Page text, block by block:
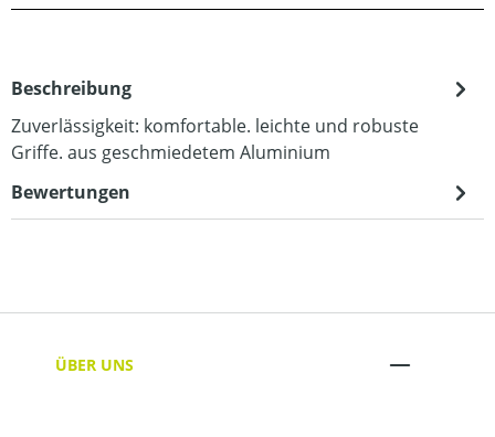
Beschreibung
Zuverlässigkeit: komfortable. leichte und robuste
Griffe. aus geschmiedetem Aluminium
Bewertungen
ÜBER UNS